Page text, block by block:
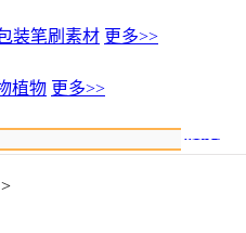
装笔刷素材 更多>>
植物 更多>>
>